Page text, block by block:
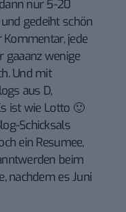
nur 5-20
gedeiht schön
Kommentar, jede
gaaanz wenige
Und mit
aus D,
ist wie Lotto 🙂
Schicksals
ein Resumee,
beim
nachdem es Juni